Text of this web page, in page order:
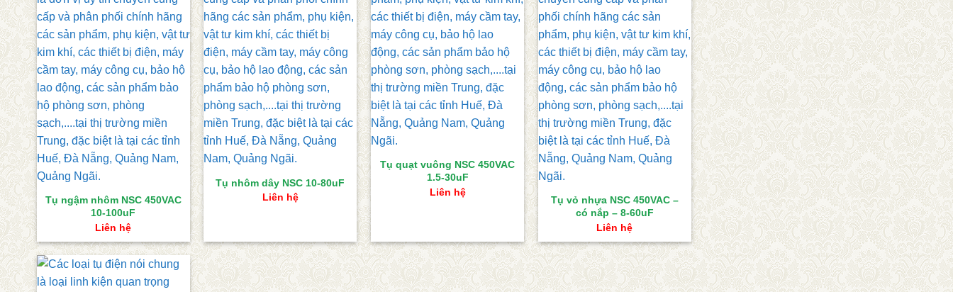
Tụ ngậm nhôm NSC 450VAC
10-100uF
Liên hệ
Tụ nhôm dây NSC 10-80uF
Liên hệ
Tụ quạt vuông NSC 450VAC
1.5-30uF
Liên hệ
Tụ vỏ nhựa NSC 450VAC –
có nắp – 8-60uF
Liên hệ